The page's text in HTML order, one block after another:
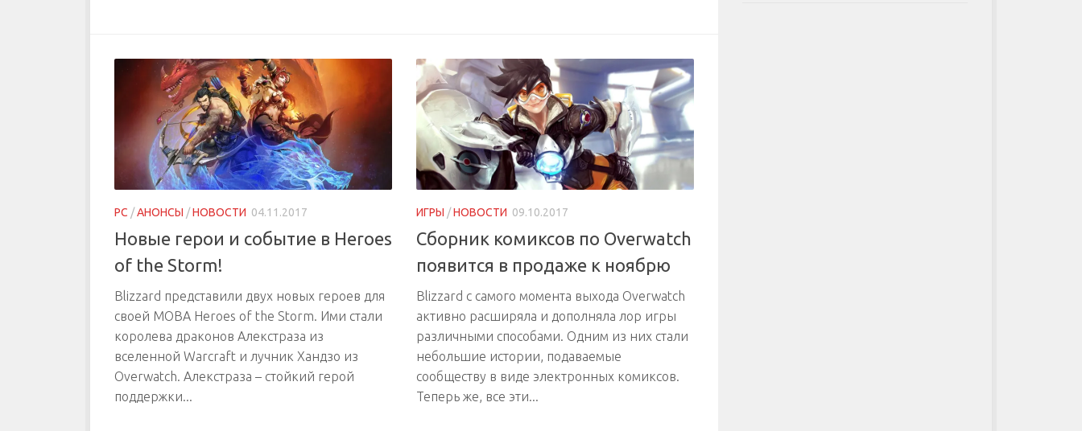
PC /АНОНСЫ /НОВОСТИ 04.11.2017
Новые герои и событие в Heroes
of the Storm!
Blizzard представили двух новых героев для
своей MOBA Heroes of the Storm. Ими стали
королева драконов Алекстраза из
вселенной Warcraft и лучник Хандзо из
Overwatch. Алекстраза – стойкий герой
поддержки...
ИГРЫ /НОВОСТИ 09.10.2017
Сборник комиксов по Overwatch
появится в продаже к ноябрю
Blizzard с самого момента выхода Overwatch
активно расширяла и дополняла лор игры
различными способами. Одним из них стали
небольшие истории, подаваемые
сообществу в виде электронных комиксов.
Теперь же, все эти...